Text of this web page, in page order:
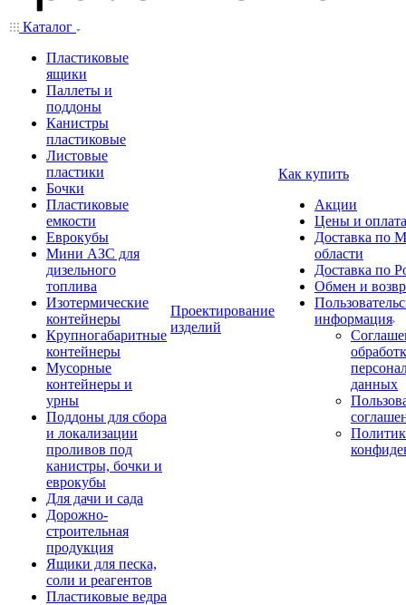
Каталог
Пластиковые
ящики
Паллеты и
поддоны
Канистры
пластиковые
Листовые
пластики
Бочки
Пластиковые
емкости
Еврокубы
Мини АЗС для
дизельного
топлива
Изотермические
контейнеры
Крупногабаритные
контейнеры
Мусорные
контейнеры и
урны
Поддоны для сбора
и локализации
проливов под
канистры, бочки и
еврокубы
Для дачи и сада
Дорожно-
строительная
продукция
Ящики для песка,
соли и реагентов
Пластиковые ведра
Проектирование
изделий
Как купить
Акции
Цены и оплата
Доставка по
области
Доставка по
Обмен и
информация
данных